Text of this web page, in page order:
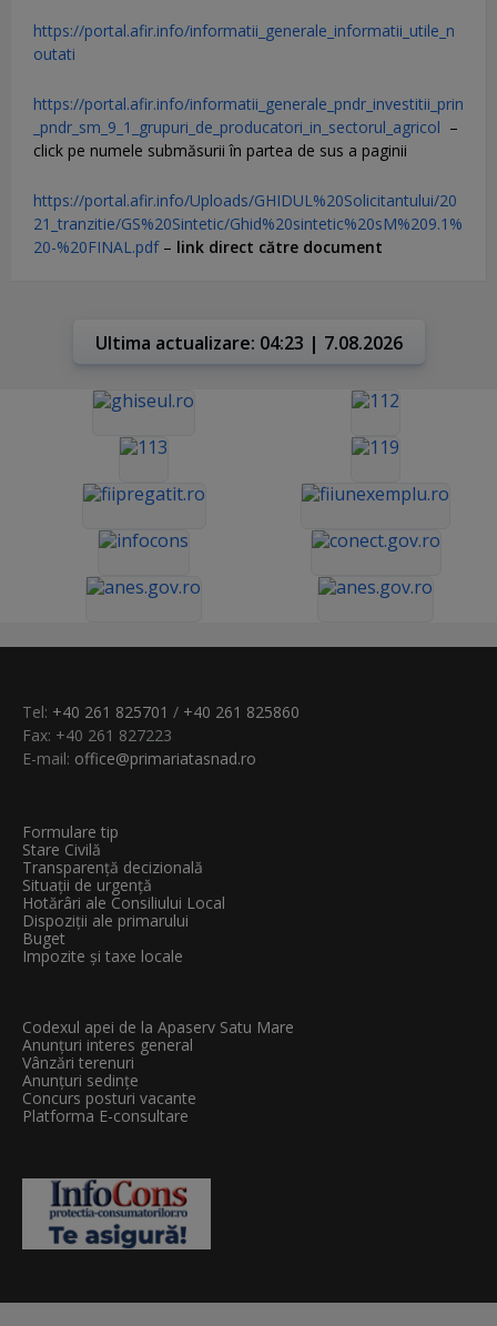
https://portal.afir.info/informatii_generale_informatii_utile_n
outati
https://portal.afir.info/informatii_generale_pndr_investitii_prin
_pndr_sm_9_1_grupuri_de_producatori_in_sectorul_agricol –
click pe numele submăsurii în partea de sus a paginii
https://portal.afir.info/Uploads/GHIDUL%20Solicitantului/20
21_tranzitie/GS%20Sintetic/Ghid%20sintetic%20sM%209.1%
20-%20FINAL.pdf– link direct către document
Ultima actualizare: 04:23 | 7.08.2026
Tel: +40 261 825701 / +40 261 825860
Fax: +40 261 827223
E-mail: office@primariatasnad.ro
Formulare tip
Stare Civilă
Transparenţă decizională
Situații de urgență
Hotărâri ale Consiliului Local
Dispoziții ale primarului
Buget
Impozite și taxe locale
Codexul apei de la Apaserv Satu Mare
Anunțuri interes general
Vânzări terenuri
Anunțuri sedințe
Concurs posturi vacante
Platforma E-consultare